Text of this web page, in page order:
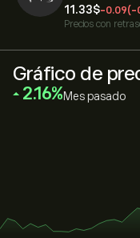
11.33‎$‎-0.09(-
Precios con
Gráfico de
‎2.16‎ Mes pasado